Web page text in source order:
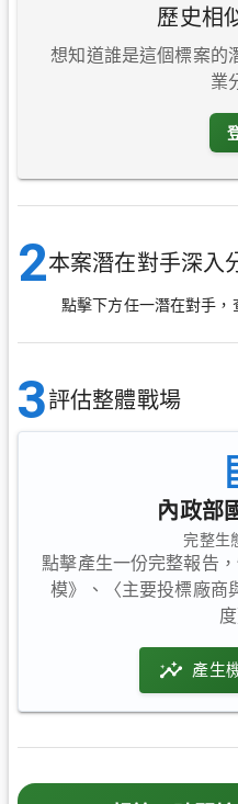
歷史相
想知道誰是這個標案的
業
2本案潛在對手深入
點擊下方任一潛在對手，
3評估整體戰場
內政部
完整生
點擊產生一份完整報告
模》、〈主要投標廠商
產生